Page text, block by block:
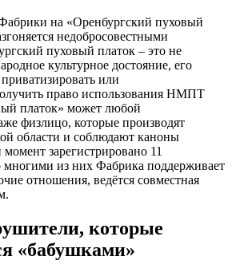
на «Оренбургский пуховый
недобросовестными
пуховый платок – это не
культурное достояние, его
приватизировать или
право использования НМПТ
платок» может любой
физлицо, которые производят
области и соблюдают каноны
зарегистрировано 11
многими из них Фабрика поддерживает
отношения, ведётся совместная
которые
«бабушками»